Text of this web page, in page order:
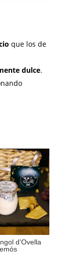
que los de
dulce.
d’Ovella